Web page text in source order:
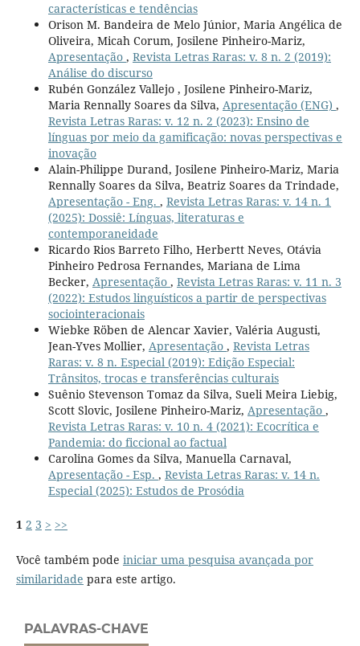
características e tendências
Orison M. Bandeira de Melo Júnior, Maria Angélica de
Oliveira, Micah Corum, Josilene Pinheiro-Mariz,
Apresentação , Revista Letras Raras: v. 8 n. 2 (2019):
Análise do discurso
Rubén González Vallejo , Josilene Pinheiro-Mariz,
Maria Rennally Soares da Silva, Apresentação (ENG) ,
Revista Letras Raras: v. 12 n. 2 (2023): Ensino de
línguas por meio da gamificação: novas perspectivas e
inovação
Alain-Philippe Durand, Josilene Pinheiro-Mariz, Maria
Rennally Soares da Silva, Beatriz Soares da Trindade,
Apresentação - Eng. , Revista Letras Raras: v. 14 n. 1
(2025): Dossiê: Línguas, literaturas e
contemporaneidade
Ricardo Rios Barreto Filho, Herbertt Neves, Otávia
Pinheiro Pedrosa Fernandes, Mariana de Lima
Becker, Apresentação , Revista Letras Raras: v. 11 n. 3
(2022): Estudos linguísticos a partir de perspectivas
sociointeracionais
Wiebke Röben de Alencar Xavier, Valéria Augusti,
Jean-Yves Mollier, Apresentação , Revista Letras
Raras: v. 8 n. Especial (2019): Edição Especial:
Trânsitos, trocas e transferências culturais
Suênio Stevenson Tomaz da Silva, Sueli Meira Liebig,
Scott Slovic, Josilene Pinheiro-Mariz, Apresentação ,
Revista Letras Raras: v. 10 n. 4 (2021): Ecocrítica e
Pandemia: do ficcional ao factual
Carolina Gomes da Silva, Manuella Carnaval,
Apresentação - Esp. , Revista Letras Raras: v. 14 n.
Especial (2025): Estudos de Prosódia
1 2 3 > >>
Você também pode iniciar uma pesquisa avançada por
similaridade para este artigo.
PALAVRAS-CHAVE